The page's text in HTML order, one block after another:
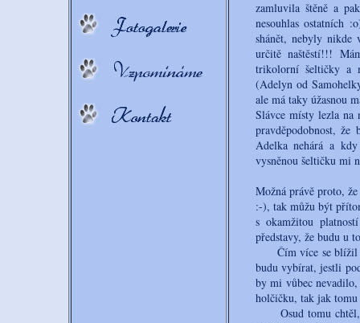
zamluvila štěně a
nesouhlas ostatních
shánět, nebyly
určitě naštěstí!!!
trikolorní šeltičky a
(Adelyn od
ale má taky úžasnou
Slávce místy lezla na
pravděpodobnost,
Adelka nehárá a
vysněnou šeltičku mi
Možná právě proto,
:-), tak můžu být
s okamžitou
představy, že budu u
Čím více se blížil
budu vybírat, jestli
by mi vůbec
holčičku, tak jak
Osud tomu chtěl,